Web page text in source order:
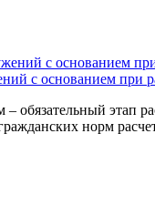
с основанием при
обязательный этап
норм